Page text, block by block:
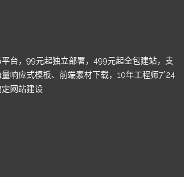
台，99元起独立部署，499元起全包建站，支
响应式模板、前端素材下载，10年工程师7*24
网站建设